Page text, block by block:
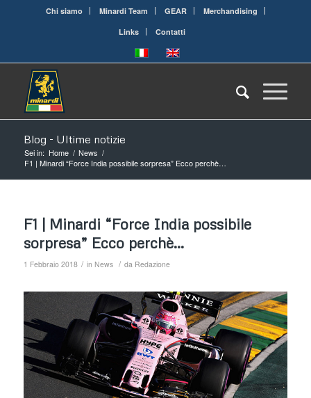
Chi siamo Minardi Team GEAR
Merchandising
Links
Contatti
Blog - Ultime notizie
Sei in: Home / News /
F1 | Minardi “Force India possibile sorpresa” Ecco perchè…
F1 | Minardi “Force India possibile
sorpresa” Ecco perchè…
1 Febbraio 2018 / in News / da Redazione